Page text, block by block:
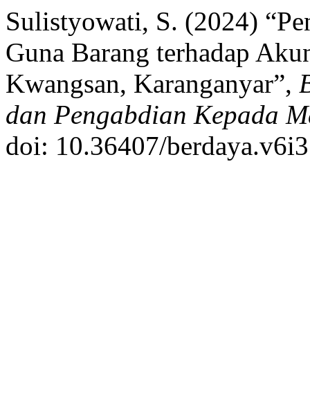
Sulistyowati, S. (2024)
Guna Barang terhadap
Kwangsan, Karanganyar”,
dan Pengabdian Kepada
doi: 10.36407/